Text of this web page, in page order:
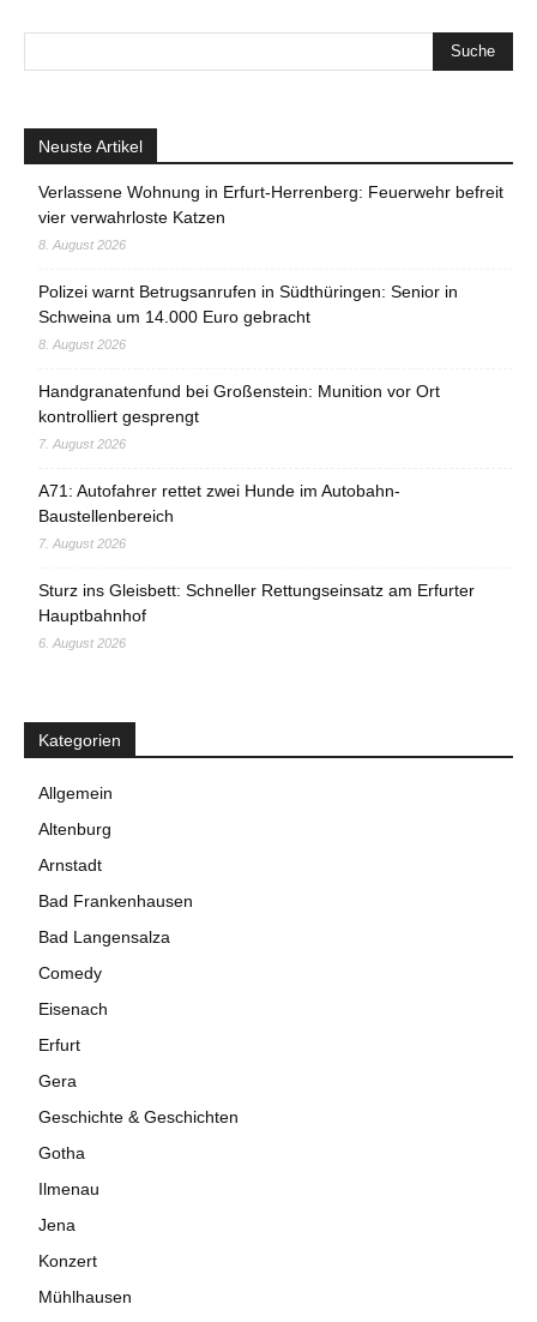
Neuste Artikel
Verlassene Wohnung in Erfurt-Herrenberg: Feuerwehr befreit
vier verwahrloste Katzen
8. August 2026
Polizei warnt Betrugsanrufen in Südthüringen: Senior in
Schweina um 14.000 Euro gebracht
8. August 2026
Handgranatenfund bei Großenstein: Munition vor Ort
kontrolliert gesprengt
7. August 2026
A71: Autofahrer rettet zwei Hunde im Autobahn-
Baustellenbereich
7. August 2026
Sturz ins Gleisbett: Schneller Rettungseinsatz am Erfurter
Hauptbahnhof
6. August 2026
Kategorien
Allgemein
Altenburg
Arnstadt
Bad Frankenhausen
Bad Langensalza
Comedy
Eisenach
Erfurt
Gera
Geschichte & Geschichten
Gotha
Ilmenau
Jena
Konzert
Mühlhausen